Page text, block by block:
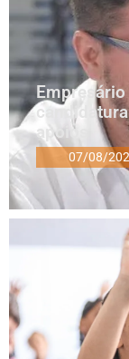
apoios
07/08/